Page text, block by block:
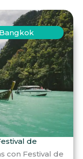
de
con Festival de